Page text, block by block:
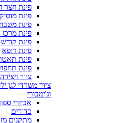
פינת חצר
פינת
פינת מטבח
פינת מרכז
פינת קודש
פינת רופא
פינת
פינת
ציור ויצירה
ציוד משרדי לגן
וג'ימבורי
אביזרי
כדורים
מתקנים